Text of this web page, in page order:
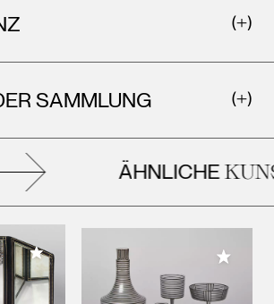
SAMMLUNG
ÄHNLICHE
Meiner Sammlung hinzufügen Meiner